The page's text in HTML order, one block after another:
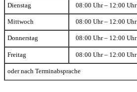
Dienstag 08:00 Uhr – 12:00 Uhr
Mittwoch 08:00 Uhr – 12:00 Uhr
Donnerstag 08:00 Uhr – 12:00 Uhr
Freitag 08:00 Uhr – 12:00 Uhr
oder nach Terminabsprache